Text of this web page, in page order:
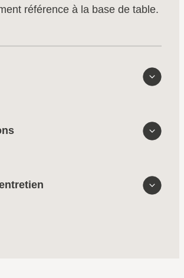
référence à la base de table.